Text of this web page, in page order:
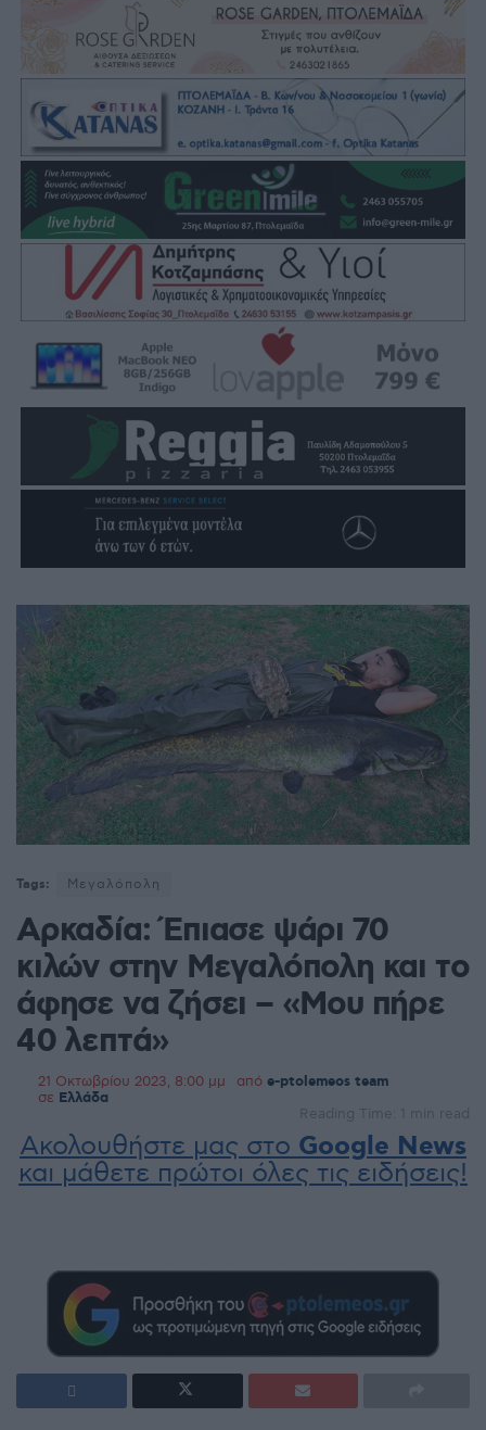
Tags: Μεγαλόπολη
Αρκαδία: Έπιασε ψάρι 70
κιλών στην Μεγαλόπολη και το
άφησε να ζήσει – «Μου πήρε
40 λεπτά»
21 Οκτωβρίου 2023, 8:00 μμ από e-ptolemeos team
σε Ελλάδα
Reading Time: 1 min read
Ακολουθήστε μας στο Google News
και μάθετε πρώτοι όλες τις ειδήσεις!